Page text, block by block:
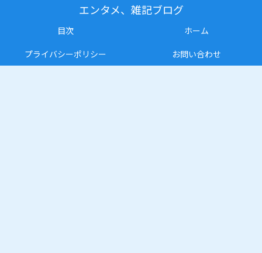
エンタメ、雑記ブログ
目次
ホーム
プライバシーポリシー
お問い合わせ